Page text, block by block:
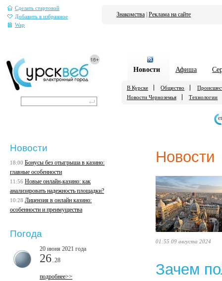
Сделать стартовой
Добавить в избранное
Wap
Знакомства Реклама на сайте
Новости Афиша
В Курске Общество
Новости Черноземья
Технологии
Новости
01:55 09 августа 2024
Зачем
Новости
18:00 Бонусы без отыгрыша в казино:
главные особенности
11:56 Новые онлайн-казино: как
анализировать надежность площадки?
10:28 Лицензия в онлайн казино:
особенности и преимущества
Погода
20 июня 2021 года
26 ..28
подробнее>>